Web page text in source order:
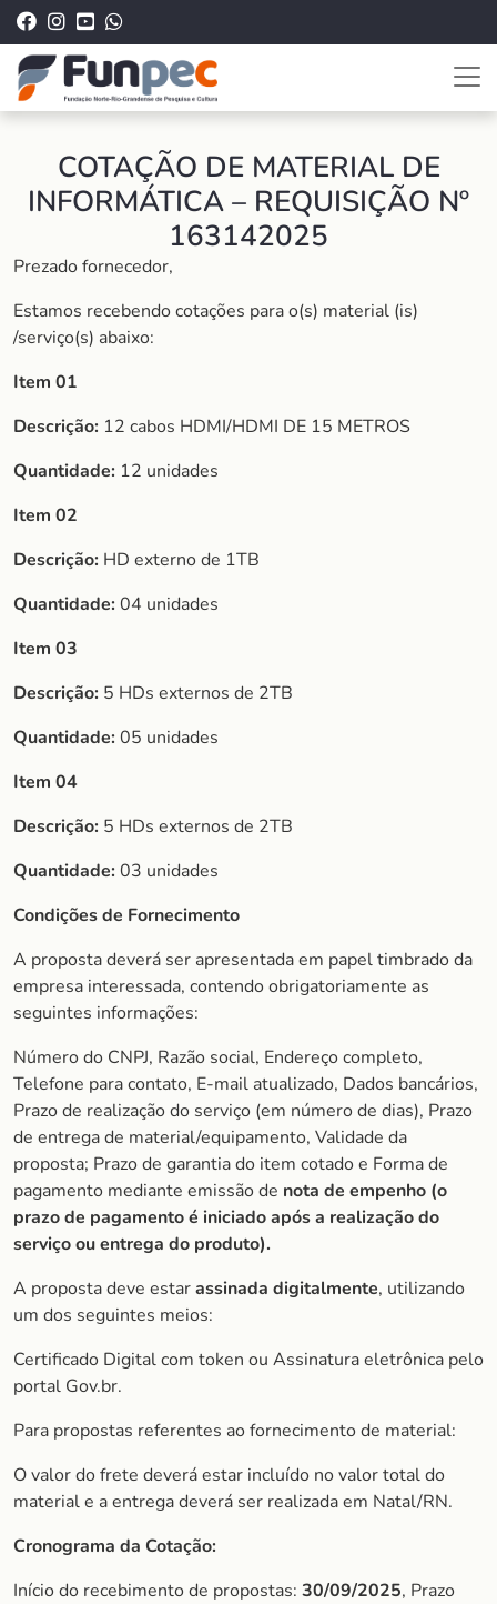
COTAÇÃO DE MATERIAL DE
INFORMÁTICA – REQUISIÇÃO Nº
163142025
Prezado fornecedor,
Estamos recebendo cotações para o(s) material (is)
/serviço(s) abaixo:
Item 01
Descrição: 12 cabos HDMI/HDMI DE 15 METROS
Quantidade: 12 unidades
Item 02
Descrição: HD externo de 1TB
Quantidade:04 unidades
Item 03
Descrição: 5 HDs externos de 2TB
Quantidade:05 unidades
Item 04
Descrição: 5 HDs externos de 2TB
Quantidade:03 unidades
Condições de Fornecimento
A proposta deverá ser apresentada em papel timbrado da
empresa interessada, contendo obrigatoriamente as
seguintes informações:
Número do CNPJ, Razão social, Endereço completo,
Telefone para contato, E-mail atualizado, Dados bancários,
Prazo de realização do serviço (em número de dias), Prazo
de entrega de material/equipamento, Validade da
proposta; Prazo de garantia do item cotado e Forma de
pagamento mediante emissão de nota de empenho (o
prazo de pagamento é iniciado após a realização do
serviço ou entrega do produto).
A proposta deve estarassinada digitalmente, utilizando
um dos seguintes meios:
Certificado Digital com token ou Assinatura eletrônica pelo
portal Gov.br.
Para propostas referentes ao fornecimento de material:
O valor do frete deverá estar incluído no valor total do
material e a entrega deverá ser realizada em Natal/RN.
Cronograma da Cotação:
Início do recebimento de propostas: 30/09/2025, Prazo